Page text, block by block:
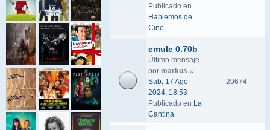
Publicado en
Hablemos de
Cine
emule 0.70b
Último mensaje
por markus «
Sab, 17 Ago
2024, 18:53
Publicado en La
Cantina
20674